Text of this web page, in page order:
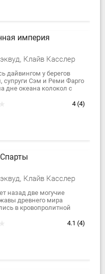
империя
Клайв Касслер
дайвингом у берегов
супруги Сэм и Реми Фарго
дне океана колокол с
символами.
4 (4)
Клайв Касслер
назад две могучие
древнего мира
в кровопролитной
мраке истории. В 1800
4.1 (4)